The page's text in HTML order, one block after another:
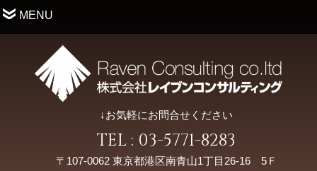
MENU
↓お気軽にお問合せください
TEL : 03-5771-8283
〒107-0062 東京都港区南青山1丁目26-16 5Ｆ